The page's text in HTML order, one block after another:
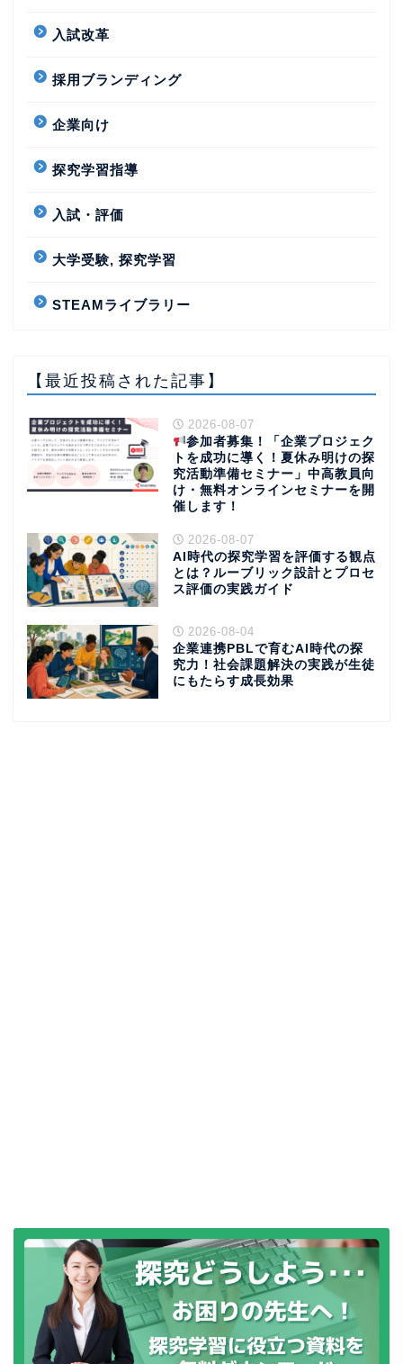
入試改革
採用ブランディング
企業向け
探究学習指導
入試・評価
大学受験, 探究学習
STEAMライブラリー
【最近投稿された記事】
2026-08-07
参加者募集！「企業プロジェク
トを成功に導く！夏休み明けの探
究活動準備セミナー」中高教員向
け・無料オンラインセミナーを開
催します！
2026-08-07
AI時代の探究学習を評価する観点
とは？ルーブリック設計とプロセ
ス評価の実践ガイド
2026-08-04
企業連携PBLで育むAI時代の探
究力！社会課題解決の実践が生徒
にもたらす成長効果